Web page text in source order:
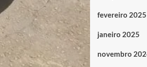
fevereiro 2025
janeiro 2025
novembro